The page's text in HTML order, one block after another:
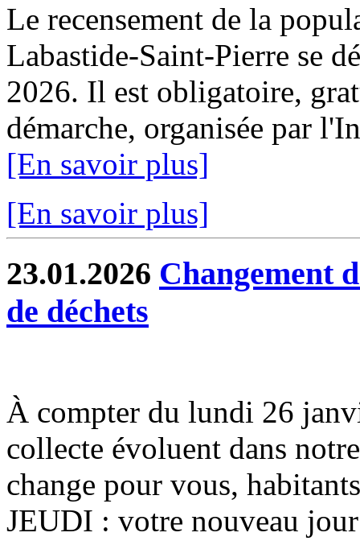
Le recensement de la
Labastide-Saint-Pierre se
2026. Il est obligatoire,
démarche, organisée par
[En savoir plus]
[En savoir plus]
23.01.2026 Changement
de déchets
À compter du lundi 26
collecte évoluent dans
change pour vous,
JEUDI : votre nouveau